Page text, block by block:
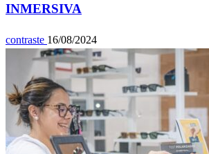
INMERSIVA
contraste 16/08/2024